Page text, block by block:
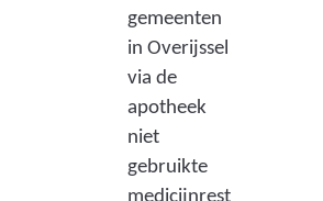
gemeenten
in Overijssel
via de
apotheek
niet
gebruikte
medicijnrest